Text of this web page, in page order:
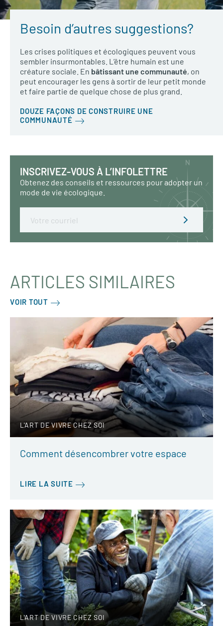
Besoin d’autres suggestions?
Les crises politiques et écologiques peuvent vous
sembler insurmontables. L’être humain est une
créature sociale. En bâtissant une communauté, on
peut encourager les gens à sortir de leur petit monde
et faire partie de quelque chose de plus grand.
DOUZE FAÇONS DE CONSTRUIRE UNE
COMMUNAUTÉ
INSCRIVEZ-VOUS À L’INFOLETTRE
Obtenez des conseils et ressources pour adopter un
mode de vie écologique.
ARTICLES SIMILAIRES
VOIR TOUT
L'ART DE VIVRE CHEZ SOI
Comment désencombrer votre espace
LIRE LA SUITE
L'ART DE VIVRE CHEZ SOI